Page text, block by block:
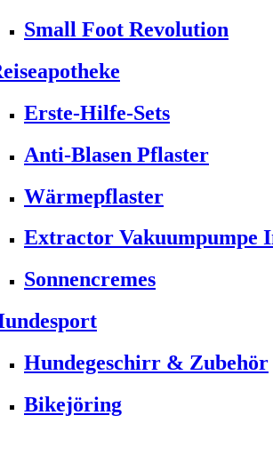
Small Foot Revolution
Erste-Hilfe-Sets
Anti-Blasen Pflaster
Wärmepflaster
Extractor Vakuumpumpe
Sonnencremes
Hundegeschirr & Zubehör
Bikejöring